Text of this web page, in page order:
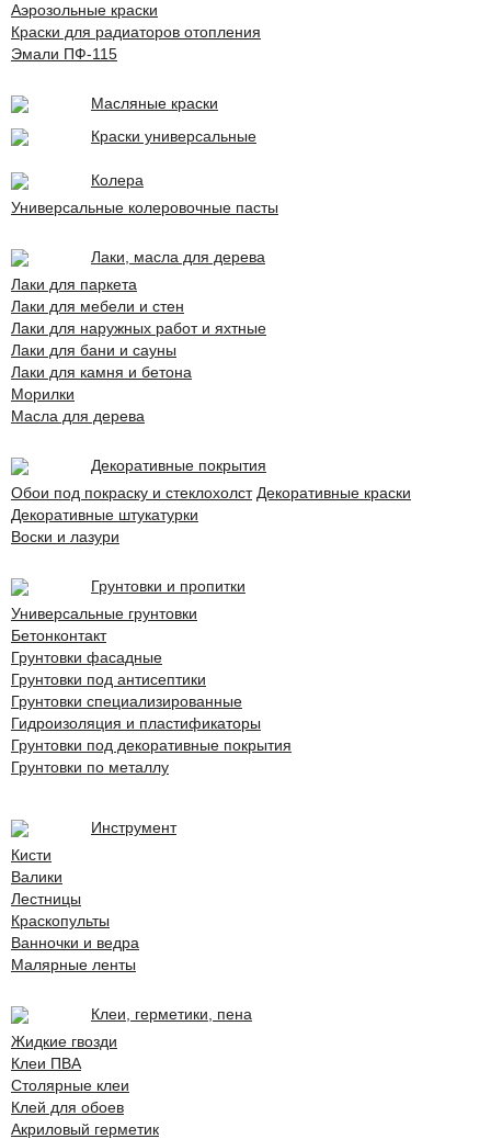
Аэрозольные краски
Краски для радиаторов отопления
Эмали ПФ-115
Масляные краски
Краски универсальные
Колера
Универсальные колеровочные пасты
Лаки, масла для дерева
Лаки для паркета
Лаки для мебели и стен
Лаки для наружных работ и яхтные
Лаки для бани и сауны
Лаки для камня и бетона
Морилки
Масла для дерева
Декоративные покрытия
Обои под покраску и стеклохолст Декоративные краски
Декоративные штукатурки
Воски и лазури
Грунтовки и пропитки
Универсальные грунтовки
Бетонконтакт
Грунтовки фасадные
Грунтовки под антисептики
Грунтовки специализированные
Гидроизоляция и пластификаторы
Грунтовки под декоративные покрытия
Грунтовки по металлу
Инструмент
Кисти
Валики
Лестницы
Краскопульты
Ванночки и ведра
Малярные ленты
Клеи, герметики, пена
Жидкие гвозди
Клеи ПВА
Столярные клеи
Клей для обоев
Акриловый герметик